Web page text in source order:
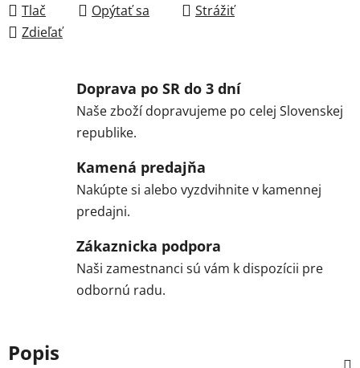
Tlač
Opýtať sa
Strážiť
Zdieľať
Doprava po SR do 3 dní
Naše zboží dopravujeme po celej Slovenskej
republike.
Kamená predajňa
Nakúpte si alebo vyzdvihnite v kamennej
predajni.
Zákaznicka podpora
Naši zamestnanci sú vám k dispozícii pre
odbornú radu.
Popis